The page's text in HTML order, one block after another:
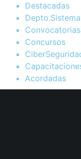
Destacadas
Convocatorias
Concursos
Acordadas